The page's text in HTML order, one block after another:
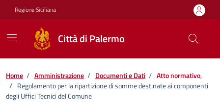
Vai ai contenuti
Vai al footer
Regione Siciliana
Città di Palermo
Home / Amministrazione / Documenti e Dati / Atto normativo,
/ Regolamento per la ripartizione di somme destinate ai componenti
degli Uffici Tecnici del Comune